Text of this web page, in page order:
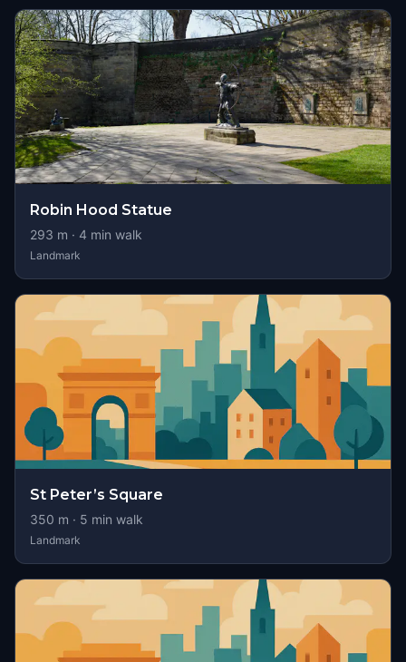
Robin Hood Statue
293 m · 4 min walk
Landmark
St Peter’s Square
350 m · 5 min walk
Landmark